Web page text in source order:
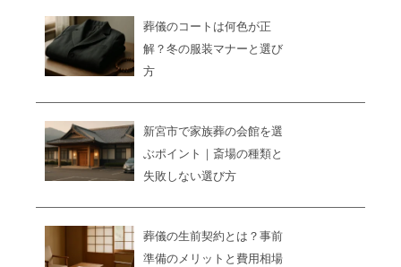
葬儀のコートは何色が正
解？冬の服装マナーと選び
方
新宮市で家族葬の会館を選
ぶポイント｜斎場の種類と
失敗しない選び方
葬儀の生前契約とは？事前
準備のメリットと費用相場